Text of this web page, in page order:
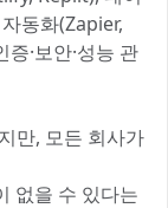
동화(Zapier,
·보안·성능 관
만, 모든 회사가
없을 수 있다는